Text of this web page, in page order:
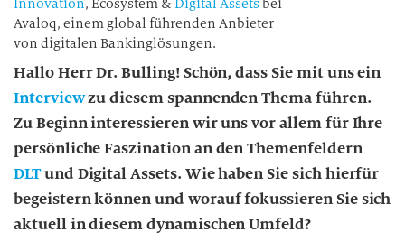
Innovation, Ecosystem & Digital Assets bei
Avaloq, einem global führenden Anbieter
von digitalen Bankinglösungen.
Hallo Herr Dr. Bulling! Schön, dass Sie mit uns ein
Interviewzu diesem spannenden Thema führen.
Zu Beginn interessieren wir uns vor allem für Ihre
persönliche Faszination an den Themenfeldern
DLTund Digital Assets. Wie haben Sie sich hierfür
begeistern können und worauf fokussieren Sie sich
aktuell in diesem dynamischen Umfeld?